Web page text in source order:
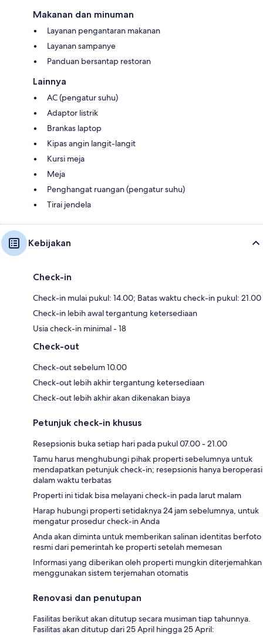
Makanan dan minuman
Layanan pengantaran makanan
Layanan sampanye
Panduan bersantap restoran
Lainnya
AC (pengatur suhu)
Adaptor listrik
Brankas laptop
Kipas angin langit-langit
Kursi meja
Meja
Penghangat ruangan (pengatur suhu)
Tirai jendela
Kebijakan
Check-in
Check-in mulai pukul: 14.00; Batas waktu check-in pukul: 21.00
Check-in lebih awal tergantung ketersediaan
Usia check-in minimal - 18
Check-out
Check-out sebelum 10.00
Check-out lebih akhir tergantung ketersediaan
Check-out lebih akhir akan dikenakan biaya
Petunjuk check-in khusus
Resepsionis buka setiap hari pada pukul 07.00 - 21.00
Tamu harus menghubungi pihak properti sebelumnya untuk
mendapatkan petunjuk check-in; resepsionis hanya beroperasi
dalam waktu terbatas
Properti ini tidak bisa melayani check-in pada larut malam
Harap hubungi properti setidaknya 24 jam sebelumnya, untuk
mengatur prosedur check-in Anda
Anda akan diminta untuk memberikan salinan identitas berfoto
resmi dari pemerintah ke properti setelah memesan
Informasi yang diberikan oleh properti mungkin diterjemahkan
menggunakan sistem terjemahan otomatis
Renovasi dan penutupan
Fasilitas berikut akan ditutup secara musiman tiap tahunnya.
Fasilitas akan ditutup dari 25 April hingga 25 April: